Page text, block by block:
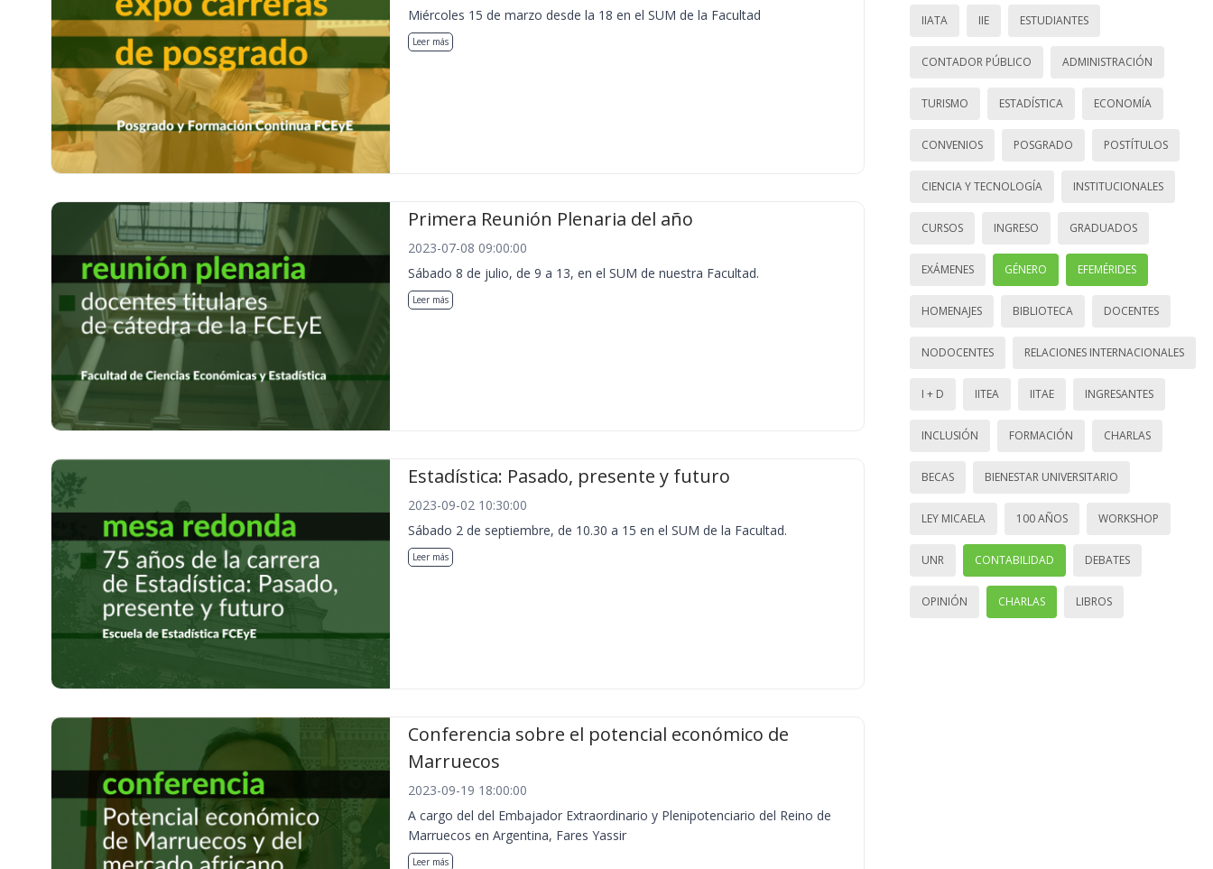
Miércoles 15 de marzo desde la 18 en el SUM de la Facultad
Leer más
Primera Reunión Plenaria del año
2023-07-08 09:00:00
Sábado 8 de julio, de 9 a 13, en el SUM de nuestra Facultad.
Leer más
Estadística: Pasado, presente y futuro
2023-09-02 10:30:00
Sábado 2 de septiembre, de 10.30 a 15 en el SUM de la Facultad.
Leer más
Conferencia sobre el potencial económico de
Marruecos
2023-09-19 18:00:00
A cargo del del Embajador Extraordinario y Plenipotenciario del Reino de
Marruecos en Argentina, Fares Yassir
Leer más
IIATA IIE ESTUDIANTES
CONTADOR PÚBLICO ADMINISTRACIÓN
TURISMO ESTADÍSTICA ECONOMÍA
CONVENIOS POSGRADO POSTÍTULOS
CIENCIA Y TECNOLOGÍA INSTITUCIONALES
CURSOS INGRESO GRADUADOS
EXÁMENES GÉNERO EFEMÉRIDES
HOMENAJES BIBLIOTECA DOCENTES
NODOCENTES RELACIONES INTERNACIONALES
I + D IITEA IITAE INGRESANTES
INCLUSIÓN FORMACIÓN CHARLAS
BECAS BIENESTAR UNIVERSITARIO
LEY MICAELA 100 AÑOS WORKSHOP
UNR CONTABILIDAD DEBATES
OPINIÓN CHARLAS LIBROS